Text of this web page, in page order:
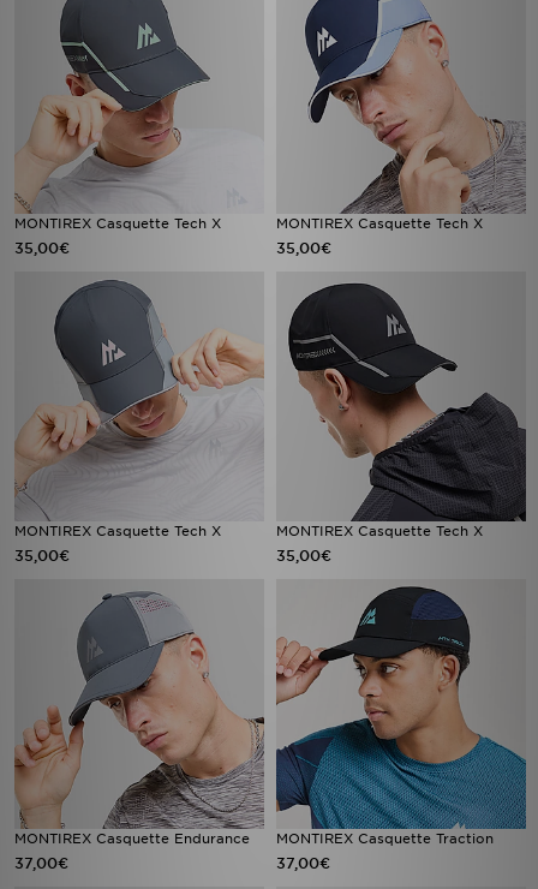
MONTIREX Casquette Tech X
35,00€
MONTIREX Casquette Tech X
35,00€
MONTIREX Casquette Tech X
35,00€
MONTIREX Casquette Tech X
35,00€
MONTIREX Casquette Endurance
37,00€
MONTIREX Casquette Traction
37,00€